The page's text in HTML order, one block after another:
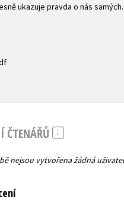
ukazuje pravda o nás samých.
ČTENÁŘŮ
nejsou vytvořena žádná